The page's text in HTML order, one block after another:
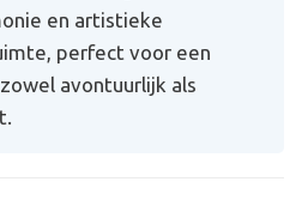
en artistieke
perfect voor een
avontuurlijk als